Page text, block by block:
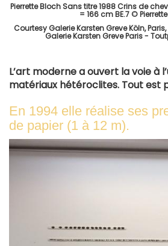
Pierrette Bloch Sans titre 1988 Crins de
= 166 cm BE.7 ©
Courtesy Galerie Karsten Greve Köln,
Galerie Karsten Greve Paris -
L’art moderne a ouvert la voie à
matériaux hétéroclites. Tout est
En 1994 elle réalise ses
de papier (1 à 12 m).